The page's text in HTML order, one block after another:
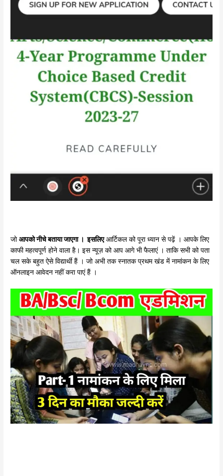
जोआपको नीचे बताया जाएगा । इसलिएआर्टिकल को पूरा ध्यान से पढ़ें । आपके लिए
काफी महत्वपूर्ण होने वाला है। इस न्यूज़ को आप आगे भी फैलाएं । ताकि सभी को पता
चल सके बहुत ऐसे विद्यार्थी हैं । जो अभी तक स्नातक प्रथम खंड में नामांकन के लिए
ऑनलाइन आवेदन नहीं करा पाएं हैं ।